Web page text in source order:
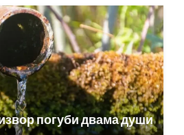
погуби двама души